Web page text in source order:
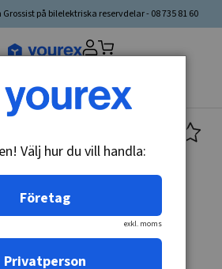
på bilelektriska reservdelar - 08 735 81 60
valt▼
Välj hur du vill handla:
Företag
exkl. moms
Privatperson